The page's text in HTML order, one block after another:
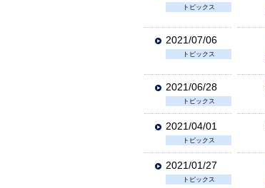
トピックス
2021/07/06
トピックス
2021/06/28
トピックス
2021/04/01
トピックス
2021/01/27
トピックス